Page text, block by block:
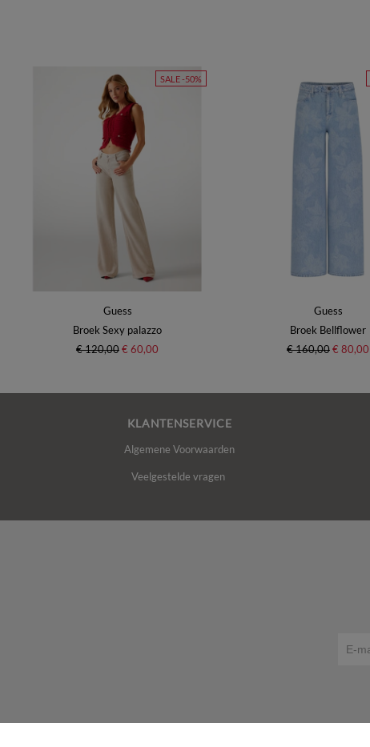
SALE -50%
Guess
Broek Sexy palazzo
€ 120,00€ 60,00
Guess
Broek Bellflower
€ 160,00€ 80,00
KLANTENSERVICE
Algemene Voorwaarden
Veelgestelde vragen